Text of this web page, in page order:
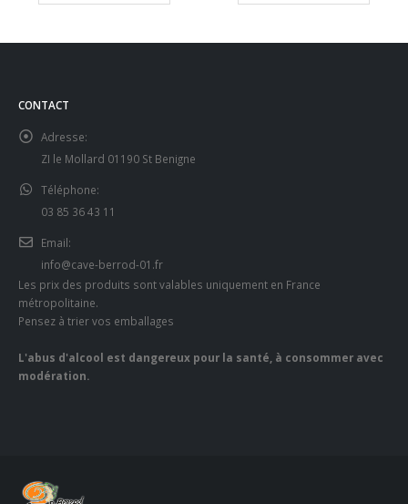
CONTACT
Adresse:
ZI le Mollard 01190 St Benigne
Téléphone:
03 85 36 43 11
Email:
info@cave-berrod-01.fr
Les prix des produits sont valables uniquement en France
métropolitaine.
Pensez à trier vos emballages
L'abus d'alcool est dangereux pour la santé, à consommer avec
modération.